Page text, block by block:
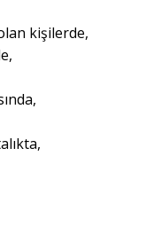
kişilerde,